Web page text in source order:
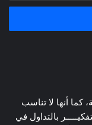
كما أنها لا تناسب
بالتداول في